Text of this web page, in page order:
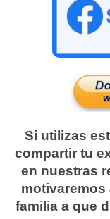
Si utilizas
compartir tu
en nuestras
motivaremos
familia a que